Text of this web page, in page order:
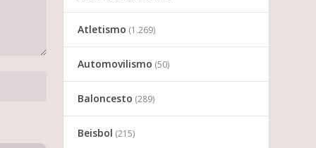
Atletismo (1.269)
Automovilismo (50)
Baloncesto (289)
Beisbol (215)